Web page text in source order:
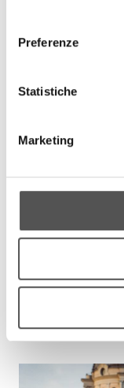
Preferenze
Statistiche
Marketing